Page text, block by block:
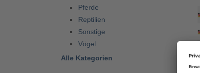
Pferde
Reptilien
Sonstige
Vögel
Alle Kategorien